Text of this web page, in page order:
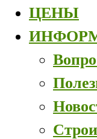
ЦЕНЫ